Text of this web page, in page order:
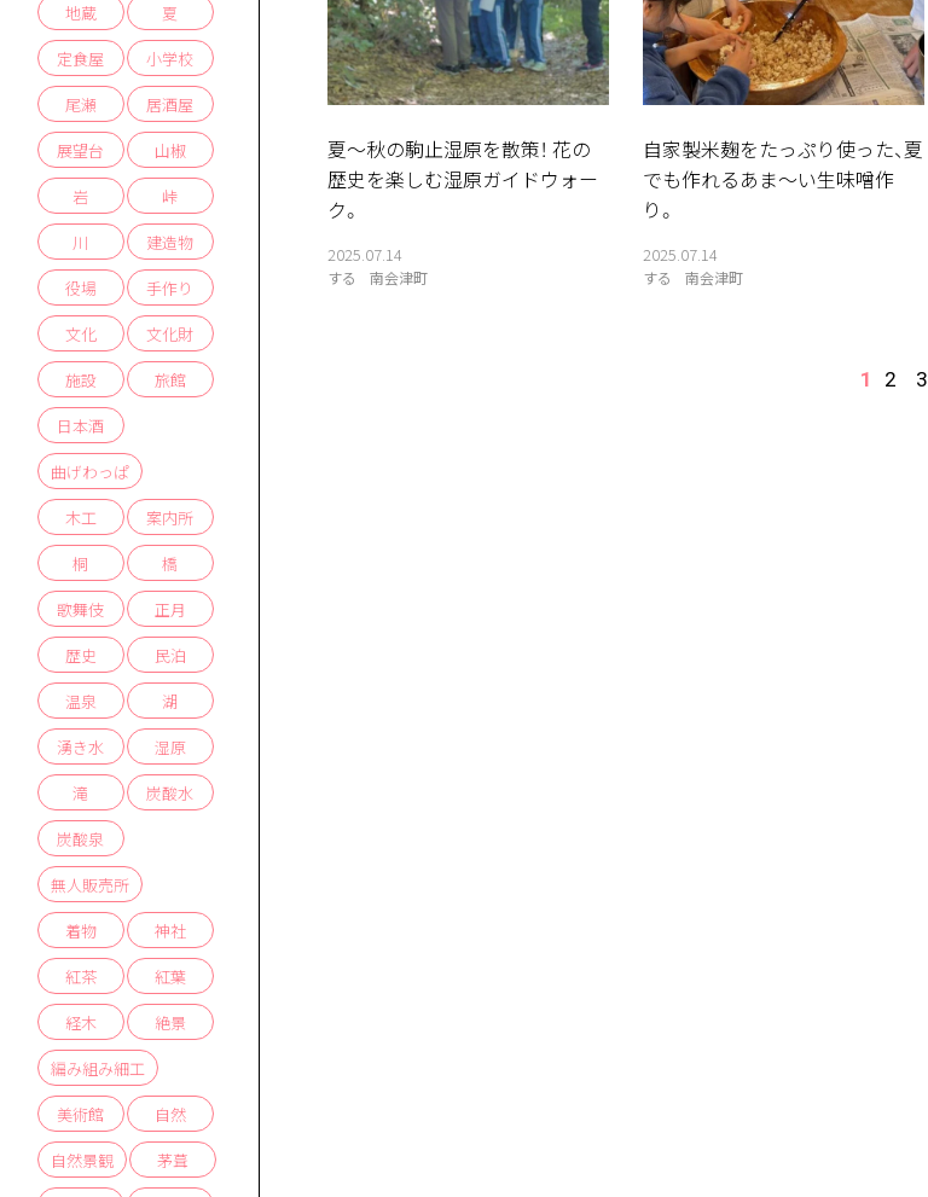
地蔵
夏
定食屋
小学校
尾瀬
居酒屋
展望台
山椒
岩
峠
川
建造物
役場
手作り
文化
文化財
施設
旅館
日本酒
曲げわっぱ
木工
案内所
桐
橋
歌舞伎
正月
歴史
民泊
温泉
湖
湧き水
湿原
滝
炭酸水
炭酸泉
無人販売所
着物
神社
紅茶
紅葉
経木
絶景
編み組み細工
美術館
自然
自然景観
茅葺
夏〜秋の駒止湿原を散策！ 花の
歴史を楽しむ湿原ガイドウォー
ク。
2025.07.14
する 南会津町
自家製米麹をたっぷり使った、夏
でも作れるあま〜い生味噌作
り。
2025.07.14
する 南会津町
1 2 3